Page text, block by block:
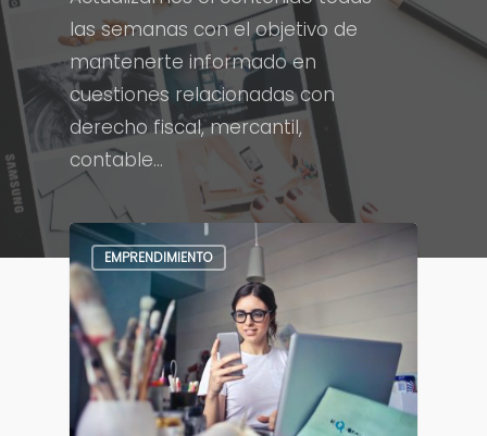
las semanas con el objetivo de
mantenerte informado en
cuestiones relacionadas con
derecho fiscal, mercantil,
contable…
EMPRENDIMIENTO